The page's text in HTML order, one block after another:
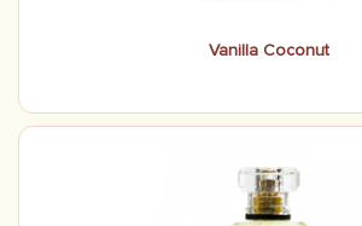
Vanilla Coconut